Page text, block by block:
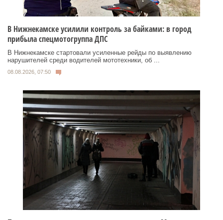
В Нижнекамске усилили контроль за байками: в город
прибыла спецмотогруппа ДПС
В Нижнекамске стартовали усиленные рейды по выявлению
нарушителей среди водителей мототехники, об ...
08.08.2026, 07:50